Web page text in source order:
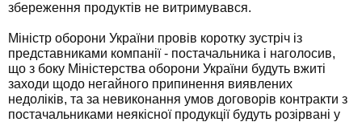
збереження продуктів не витримувався.
Міністр оборони України провів коротку зустріч із
представниками компанії - постачальника і наголосив,
що з боку Міністерства оборони України будуть вжиті
заходи щодо негайного припинення виявлених
недоліків, та за невиконання умов договорів контракти з
постачальниками неякісної продукції будуть розірвані у